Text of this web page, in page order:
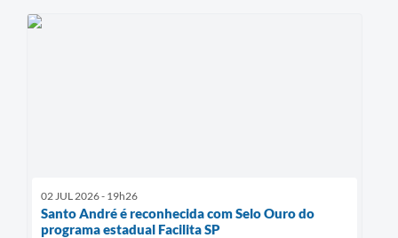
02 JUL 2026 - 19h26
Santo André é reconhecida com Selo Ouro do
programa estadual Facilita SP